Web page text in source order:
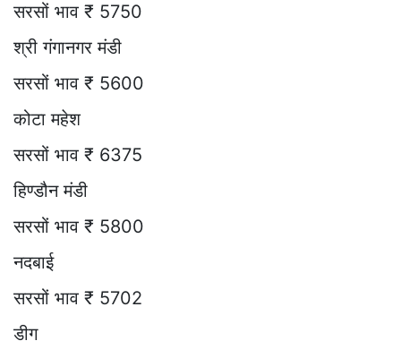
सरसों भाव ₹ 5750
श्री गंगानगर मंडी
सरसों भाव ₹ 5600
कोटा महेश
सरसों भाव ₹ 6375
हिण्डौन मंडी
सरसों भाव ₹ 5800
नदबाई
सरसों भाव ₹ 5702
डीग